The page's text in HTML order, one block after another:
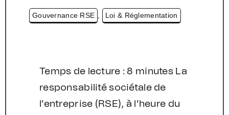
Gouvernance RSE , Loi & Réglementation
Temps de lecture : 8 minutes La
responsabilité sociétale de
l'entreprise (RSE), à l'heure du